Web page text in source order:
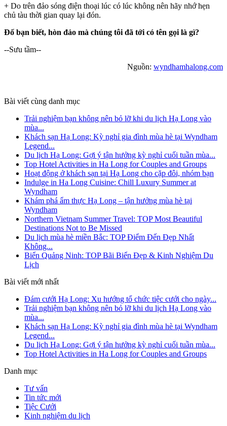
+ Do trên đảo sóng điện thoại lúc có lúc không nên hãy nhớ hẹn
chủ tàu thời gian quay lại đón.
Đố bạn biết, hòn đảo mà chúng tôi đã tới có tên gọi là gì?
--Sưu tầm--
Nguồn: wyndhamhalong.com
Bài viết cùng danh mục
Trải nghiệm bạn không nên bỏ lỡ khi du lịch Hạ Long vào
mùa...
Khách sạn Hạ Long: Kỳ nghỉ gia đình mùa hè tại Wyndham
Legend...
Du lịch Hạ Long: Gợi ý tận hưởng kỳ nghỉ cuối tuần mùa...
Top Hotel Activities in Ha Long for Couples and Groups
Hoạt động ở khách sạn tại Hạ Long cho cặp đôi, nhóm bạn
Indulge in Ha Long Cuisine: Chill Luxury Summer at
Wyndham
Khám phá ẩm thực Hạ Long – tận hưởng mùa hè tại
Wyndham
Northern Vietnam Summer Travel: TOP Most Beautiful
Destinations Not to Be Missed
Du lịch mùa hè miền Bắc: TOP Điểm Đến Đẹp Nhất
Không...
Biển Quảng Ninh: TOP Bãi Biển Đẹp & Kinh Nghiệm Du
Lịch
Bài viết mới nhất
Đám cưới Hạ Long: Xu hướng tổ chức tiệc cưới cho ngày...
Trải nghiệm bạn không nên bỏ lỡ khi du lịch Hạ Long vào
mùa...
Khách sạn Hạ Long: Kỳ nghỉ gia đình mùa hè tại Wyndham
Legend...
Du lịch Hạ Long: Gợi ý tận hưởng kỳ nghỉ cuối tuần mùa...
Top Hotel Activities in Ha Long for Couples and Groups
Danh mục
Tư vấn
Tin tức mới
Tiệc Cưới
Kinh nghiệm du lịch